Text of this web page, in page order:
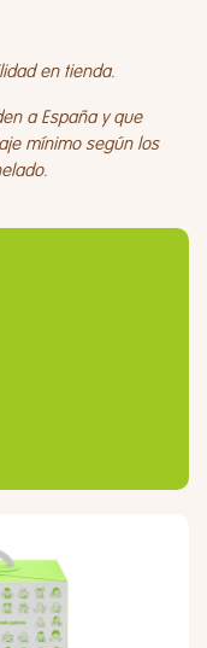
en tienda.
a España y que
mínimo según los